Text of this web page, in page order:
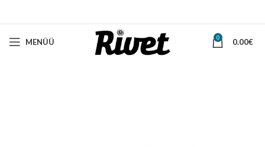
MENÜÜ 0 0.00€